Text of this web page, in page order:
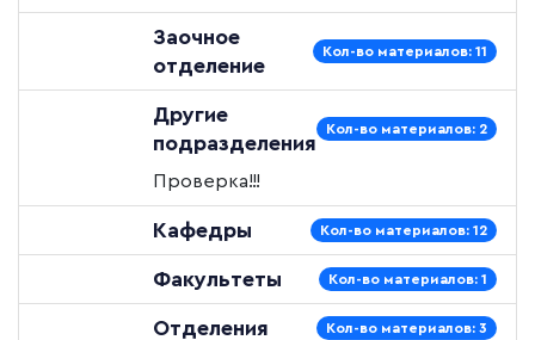
Заочное
отделение
Кол-во материалов: 11
Другие
подразделения
Кол-во материалов: 2
Проверка!!!
Кафедры Кол-во материалов: 12
Факультеты Кол-во материалов: 1
Отделения Кол-во материалов: 3